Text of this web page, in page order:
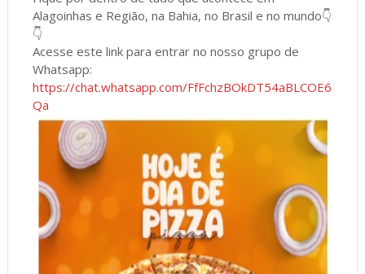
Alagoinhas e Região, na Bahia, no Brasil e no mundo👇
👇
Acesse este link para entrar no nosso grupo de
Whatsapp:
https://chat.whatsapp.com/FfFchzBOkDT54aBLCOE6
Qa